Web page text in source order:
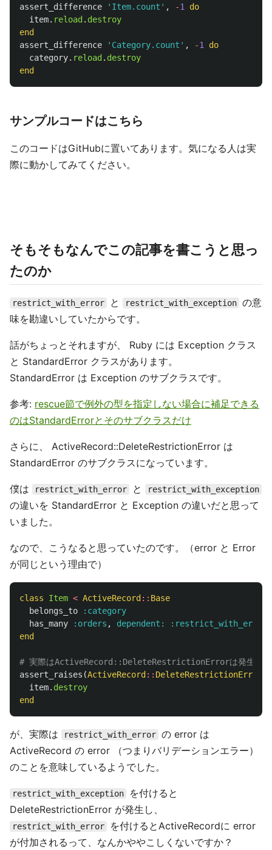
assert_difference
'Item.count' , -1
do
item. reload . destroy
end
assert_difference
'Category.count' , -1
do
category. reload . destroy
end
サンプルコードはこちら
このコードはGitHubに置いてあります。気になる人は実
際に動かしてみてください。
そもそもなんでこの記事を書こうと思っ
たのか
restrict_with_error と restrict_with_exception の意
味を勘違いしていたからです。
話がちょっとそれますが、 Ruby には Exception クラス
と StandardError クラスがあります。
StandardError は Exception のサブクラスです。
参考: rescue節で例外の型を指定しない場合に補足できる
のはStandardErrorとそのサブクラスだけ
さらに、 ActiveRecord::DeleteRestrictionError は
StandardError のサブクラスになっています。
僕は restrict_with_error と restrict_with_exception
の違いを StandardError と Exception の違いだと思って
いました。
なので、こうなると思っていたのです。（error と Error
が同じという理由で）
class Item < ActiveRecord :: Base
belongs_to
:category
has_many
:orders ,
dependent: :restrict_with_error
end
# 実際はActiveRecord::DeleteRestrictionErrorは発生し
assert_raises (ActiveRecord :: DeleteRestrictionError
item. destroy
end
が、実際は restrict_with_error の error は
ActiveRecord の error （つまりバリデーションエラー）
のことを意味しているようでした。
restrict_with_exception
を付けると
DeleteRestrictionError が発生し、
restrict_with_error
を付けるとActiveRecordに error
が付加されるって、なんかややこしくないですか？